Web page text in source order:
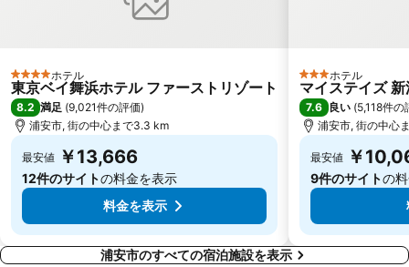
吉祥寺駅
桜木町駅
立川駅
さいたまスーパーアリーナ
錦糸町駅
銀座駅
大井町駅
4 ホテルのランク
ホテル
東京ベイ舞浜ホテル ファーストリゾート
8.2 満足 (9,021件の評価)
浦安市, 街の中心まで3.3 km
最安値 ￥13,666
12件のサイトの料金を表示
料金を表示
3 ホテルのランク
ホテル
マイステイズ
7.6 良い (5,118件の
浦安市, 街の中心
最安値 ￥
9件のサイトの
浦安市のすべての宿泊施設を表示